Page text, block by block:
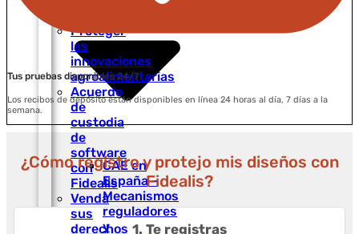
CAE en
España –
Mecanismos
reguladores
y
Proteger
las
innovaciones
agroalimentarias
Acuerdo
de
custodia
de
software
con
Fidealis
Venda
sus
derechos
Tus pruebas disponibles 24/7
Los recibos de depósito están disponibles en línea 24 horas al día, 7 días a la
semana.
¿Cómo registro y protejo mis diseños con
Fidealis?
1. Te registras